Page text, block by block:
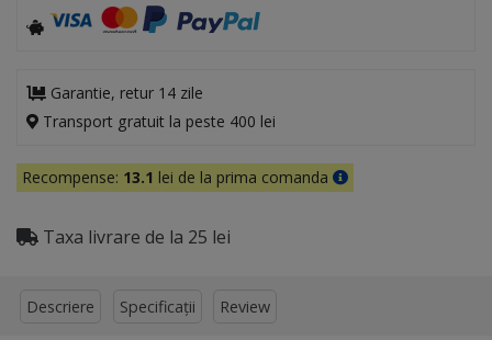
Garantie, retur 14 zile
Transport gratuit la peste 400 lei
Recompense: 13.1 lei de la prima comanda
Taxa livrare de la 25 lei
Descriere Specificații Review